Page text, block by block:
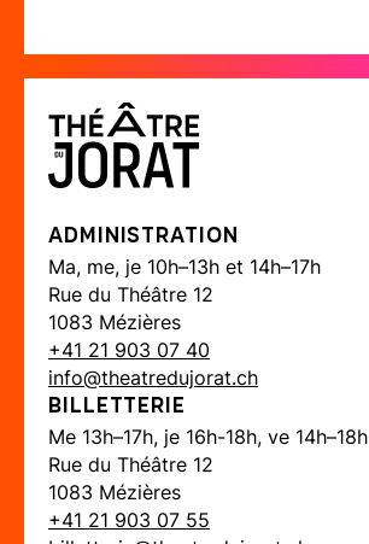
Administration
Ma, me, je 10h–13h et 14h–17h
Rue du Théâtre 12
1083 Mézières
+41 21 903 07 40
info@theatredujorat.ch
Billetterie
Me 13h–17h, je 16h-18h, ve 14h–18h
Rue du Théâtre 12
1083 Mézières
+41 21 903 07 55